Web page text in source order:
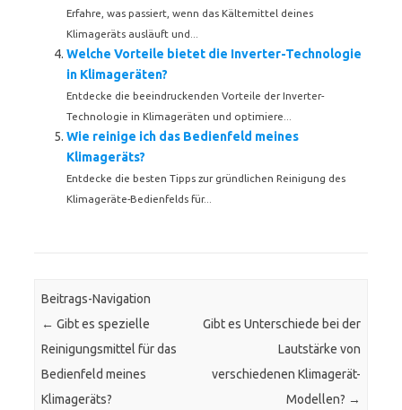
Erfahre, was passiert, wenn das Kältemittel deines
Klimageräts ausläuft und...
Welche Vorteile bietet die Inverter-Technologie
in Klimageräten?
Entdecke die beeindruckenden Vorteile der Inverter-
Technologie in Klimageräten und optimiere...
Wie reinige ich das Bedienfeld meines
Klimageräts?
Entdecke die besten Tipps zur gründlichen Reinigung des
Klimageräte-Bedienfelds für...
Beitrags-Navigation
← Gibt es spezielle
Reinigungsmittel für das
Bedienfeld meines
Klimageräts?
Gibt es Unterschiede bei der
Lautstärke von
verschiedenen Klimagerät-
Modellen? →